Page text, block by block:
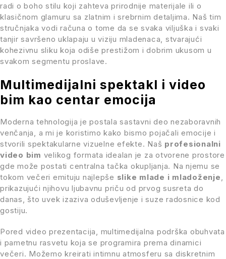
radi o boho stilu koji zahteva prirodnije materijale ili o
klasičnom glamuru sa zlatnim i srebrnim detaljima. Naš tim
stručnjaka vodi računa o tome da se svaka viljuška i svaki
tanjir savršeno uklapaju u viziju mladenaca, stvarajući
kohezivnu sliku koja odiše prestižom i dobrim ukusom u
svakom segmentu proslave.
Multimedijalni spektakl i video
bim kao centar emocija
Moderna tehnologija je postala sastavni deo nezaboravnih
venčanja, a mi je koristimo kako bismo pojačali emocije i
stvorili spektakularne vizuelne efekte. Naš profesionalni
video bim velikog formata idealan je za otvorene prostore
gde može postati centralna tačka okupljanja. Na njemu se
tokom večeri emituju najlepše slike mlade i mladoženje,
prikazujući njihovu ljubavnu priču od prvog susreta do
danas, što uvek izaziva oduševljenje i suze radosnice kod
gostiju.
Pored video prezentacija, multimedijalna podrška obuhvata
i pametnu rasvetu koja se programira prema dinamici
večeri. Možemo kreirati intimnu atmosferu sa diskretnim